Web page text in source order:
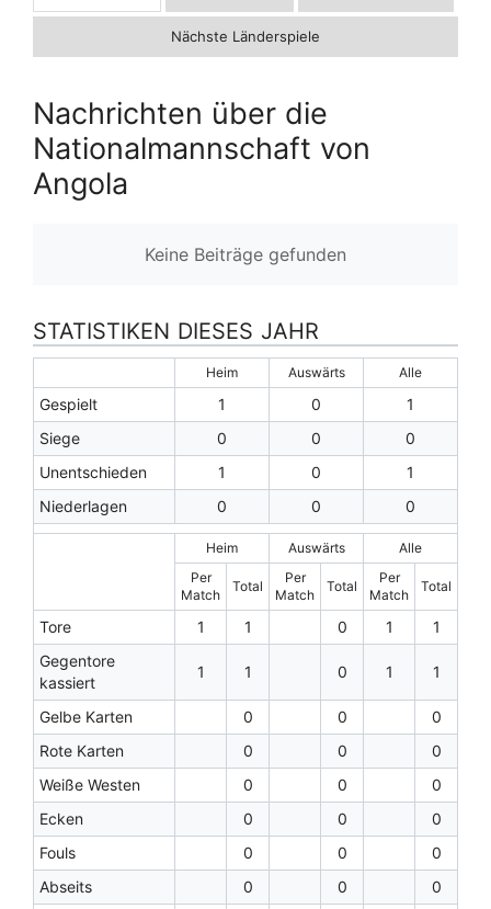
Nächste Länderspiele
Nachrichten über die
Nationalmannschaft von
Angola
Keine Beiträge gefunden
STATISTIKEN DIESES JAHR
Heim Auswärts Alle
Gespielt 1 0
1
Siege
0 0
0
Unentschieden
1 0
1
Niederlagen
0 0 0
Heim Auswärts
Alle
Per
Match
Total
Per
Match
Total
Per
Match
Total
Tore 1 1 0 1
1
Gegentore
kassiert
1 1 0 1 1
Gelbe Karten 0 0
0
Rote Karten
0 0
0
Weiße Westen
0 0
0
Ecken
0 0
0
Fouls
0 0
0
Abseits
0 0
0